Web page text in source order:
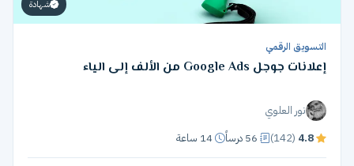
شهادة
التسويق الرقمي
إعلانات جوجل Google Ads من الألف إلى الياء
نور العلوي
4.8
(142) 56 درساً 14 ساعة